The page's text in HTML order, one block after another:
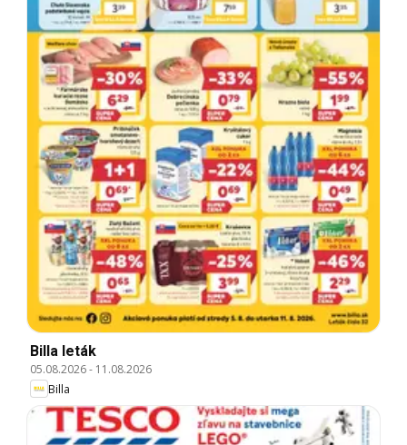
Billa leták
05.08.2026- 11.08.2026
Billa